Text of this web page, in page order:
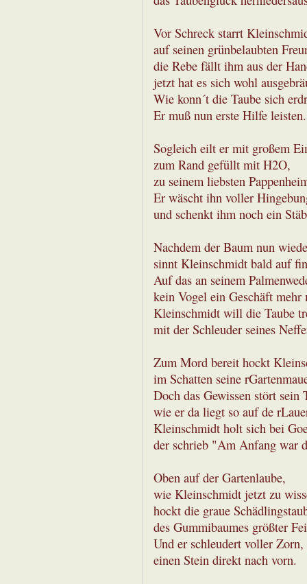
Vor Schreck starrt
auf seinen grünbelaubten
die Rebe fällt ihm aus der
jetzt hat es sich wohl
Wie konn´t die Taube sich
Er muß nun erste Hilfe leisten.
Sogleich eilt er mit großem
zum Rand gefüllt mit H2O,
zu seinem liebsten
Er wäscht ihn voller
und schenkt ihm noch ein
Nachdem der Baum nun
sinnt Kleinschmidt bald auf
Auf das an seinem
kein Vogel ein Geschäft mehr
Kleinschmidt will die Taube
mit der Schleuder seines
Zum Mord bereit hockt
im Schatten seine
Doch das Gewissen stört sein
wie er da liegt so auf de
Kleinschmidt holt sich bei
der schrieb "Am Anfang war
Oben auf der Gartenlaube,
wie Kleinschmidt jetzt zu
hockt die graue
des Gummibaumes größter
Und er schleudert voller Zorn,
einen Stein direkt nach vorn.